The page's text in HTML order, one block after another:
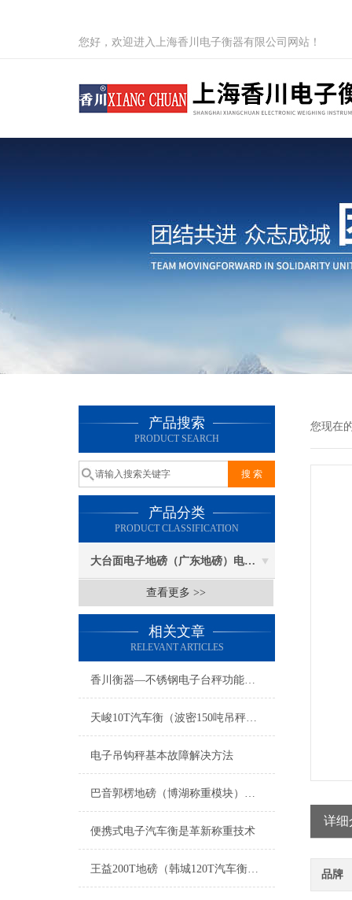
您好，欢迎进入上海香川电子衡器有限公司网站！
产品搜索
PRODUCT SEARCH
产品分类
PRODUCT CLASSIFICATION
大台面电子地磅（广东地磅）电子汽车衡
查看更多 >>
相关文章
RELEVANT ARTICLES
香川衡器—不锈钢电子台秤功能及特点
天峻10T汽车衡（波密150吨吊秤）左贡200吨地磅）南木林汽车衡维修
电子吊钩秤基本故障解决方法
巴音郭楞地磅（博湖称重模块）和硕便携式汽车衡维修
便携式电子汽车衡是革新称重技术
王益200T地磅（韩城120T汽车衡）佳县自动过磅）眉县15吨吊秤维修
您现在
详细
品牌